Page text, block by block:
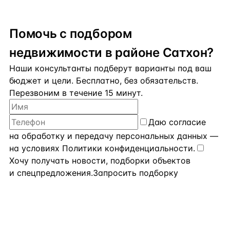
Помочь с подбором
недвижимости в районе Сатхон?
Наши консультанты подберут варианты под ваш
бюджет и цели. Бесплатно, без обязательств.
Перезвоним в течение 15 минут.
Даю согласие
на обработку и передачу персональных данных —
на условиях Политики конфиденциальности.
Хочу получать новости, подборки объектов
и спецпредложения.Запросить подборку